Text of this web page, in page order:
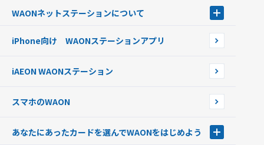
銀行口座・ATMからチャージする
オートチャージ
ポイントからチャージする
チャージ上限金額の変更について
WAON POINTサービス会員登録に伴う個人データの共同利用のお知
WAONネットステーションについて
WAONネットステーションWAON端末について
iPhone向け WAONステーションアプリ
iAEON WAONステーション
スマホのWAON
あなたにあったカードを選んでWAONをはじめよう